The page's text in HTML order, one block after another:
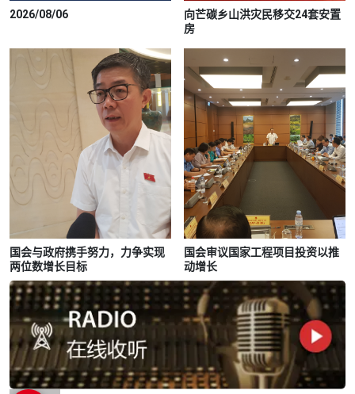
2026/08/06
向芒碳乡山洪灾民移交24套安置
房
国会与政府携手努力，力争实现
两位数增长目标
国会审议国家工程项目投资以推
动增长